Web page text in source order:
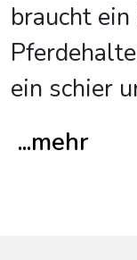
braucht
ein schier
...mehr